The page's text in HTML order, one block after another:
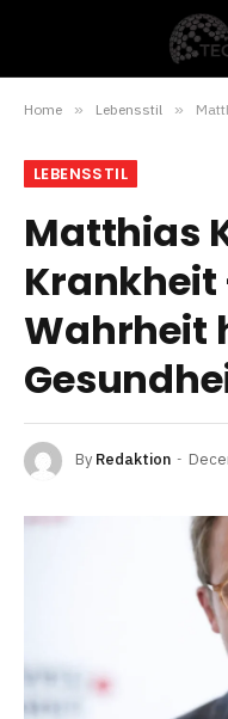
Home » Lebensstil »
LEBENSSTIL
Matthias
Krankheit
Wahrheit
By Redaktion